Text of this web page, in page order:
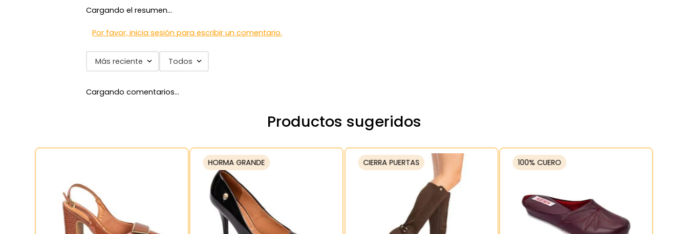
Cargando el resumen…
Por favor, inicia sesión para escribir un comentario.
Más reciente Todos
Cargando comentarios…
Productos sugeridos
HORMA GRANDE CIERRA PUERTAS 100% CUERO